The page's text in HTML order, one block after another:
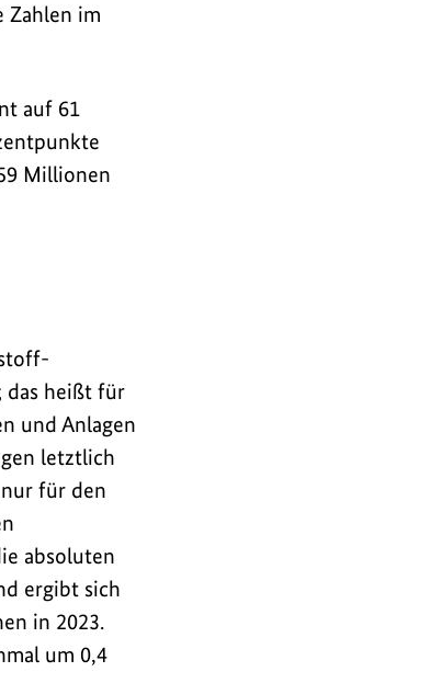
Zahlen im
auf 61
Millionen
das heißt für
und Anlagen
letztlich
für den
absoluten
ergibt sich
in 2023.
um 0,4